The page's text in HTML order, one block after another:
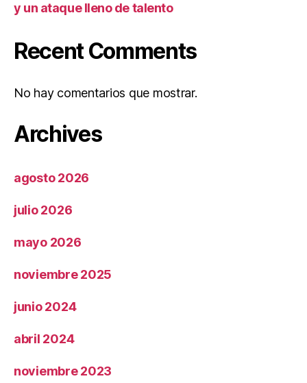
y un ataque lleno de talento
Recent Comments
No hay comentarios que mostrar.
Archives
agosto 2026
julio 2026
mayo 2026
noviembre 2025
junio 2024
abril 2024
noviembre 2023